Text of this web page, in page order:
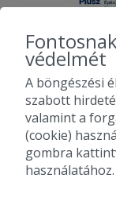
2010-2026
Pizza, gyros,
védelmét
A böngészési
szabott
valamint a
(cookie)
gombra
használatához.